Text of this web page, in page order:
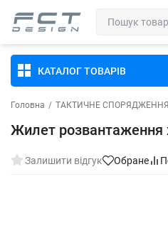
КАТАЛОГ ТОВАРІВ
Головна / ТАКТИЧНЕ СПОРЯДЖЕННЯ
Жилет розвантаження
Залишити відгук Обране